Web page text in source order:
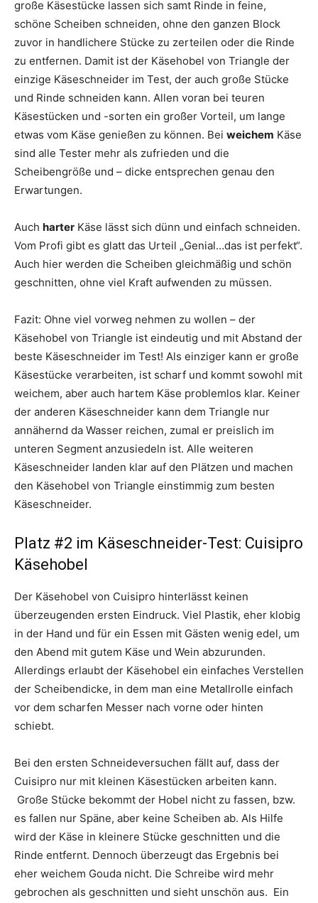
große Käsestücke lassen sich samt Rinde in feine,
schöne Scheiben schneiden, ohne den ganzen Block
zuvor in handlichere Stücke zu zerteilen oder die Rinde
zu entfernen. Damit ist der Käsehobel von Triangle der
einzige Käseschneider im Test, der auch große Stücke
und Rinde schneiden kann. Allen voran bei teuren
Käsestücken und -sorten ein großer Vorteil, um lange
etwas vom Käse genießen zu können. Bei weichem Käse
sind alle Tester mehr als zufrieden und die
Scheibengröße und – dicke entsprechen genau den
Erwartungen.
Auch harter Käse lässt sich dünn und einfach schneiden.
Vom Profi gibt es glatt das Urteil „Genial…das ist perfekt“.
Auch hier werden die Scheiben gleichmäßig und schön
geschnitten, ohne viel Kraft aufwenden zu müssen.
Fazit: Ohne viel vorweg nehmen zu wollen – der
Käsehobel von Triangle ist eindeutig und mit Abstand der
beste Käseschneider im Test! Als einziger kann er große
Käsestücke verarbeiten, ist scharf und kommt sowohl mit
weichem, aber auch hartem Käse problemlos klar. Keiner
der anderen Käseschneider kann dem Triangle nur
annähernd da Wasser reichen, zumal er preislich im
unteren Segment anzusiedeln ist. Alle weiteren
Käseschneider landen klar auf den Plätzen und machen
den Käsehobel von Triangle einstimmig zum besten
Käseschneider.
Platz #2 im Käseschneider-Test: Cuisipro
Käsehobel
Der Käsehobel von Cuisipro hinterlässt keinen
überzeugenden ersten Eindruck. Viel Plastik, eher klobig
in der Hand und für ein Essen mit Gästen wenig edel, um
den Abend mit gutem Käse und Wein abzurunden.
Allerdings erlaubt der Käsehobel ein einfaches Verstellen
der Scheibendicke, in dem man eine Metallrolle einfach
vor dem scharfen Messer nach vorne oder hinten
schiebt.
Bei den ersten Schneideversuchen fällt auf, dass der
Cuisipro nur mit kleinen Käsestücken arbeiten kann.
Große Stücke bekommt der Hobel nicht zu fassen, bzw.
es fallen nur Späne, aber keine Scheiben ab. Als Hilfe
wird der Käse in kleinere Stücke geschnitten und die
Rinde entfernt. Dennoch überzeugt das Ergebnis bei
eher weichem Gouda nicht. Die Schreibe wird mehr
gebrochen als geschnitten und sieht unschön aus. Ein